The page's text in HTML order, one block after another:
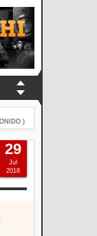
)
29
Jul
2018